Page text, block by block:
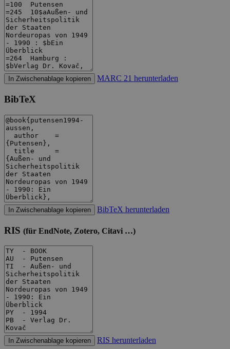
In Zwischenablage kopieren MARC 21 herunterladen
BibTeX
In Zwischenablage kopieren BibTeX herunterladen
RIS (für EndNote, Zotero, Citavi …)
In Zwischenablage kopieren RIS herunterladen